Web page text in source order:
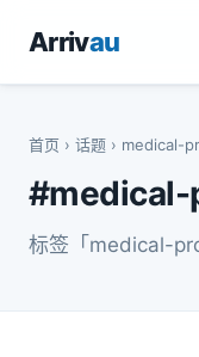
Arrivau
首页 › 话题 › medical-
#medical-
标签「medical-